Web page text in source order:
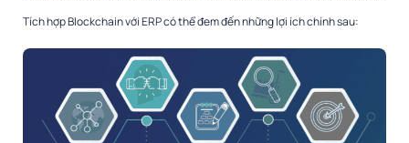
Tích hợp Blockchain với ERP có thể đem đến những lợi ích chính sau: